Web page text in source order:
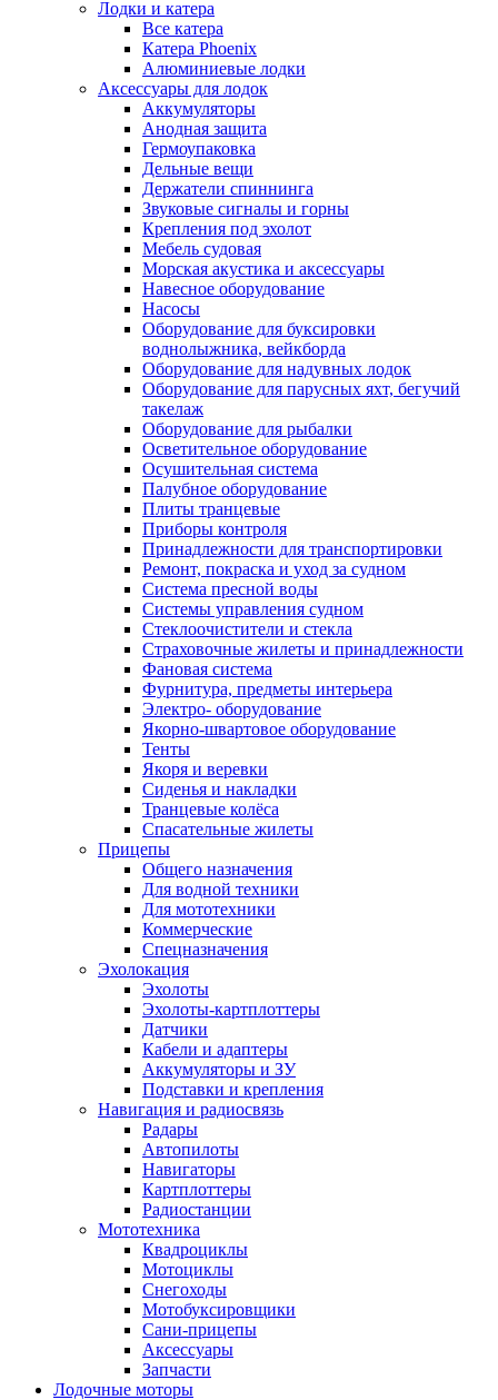
Лодки и катера
Все катера
Катера Phoenix
Алюминиевые лодки
Аксессуары для лодок
Аккумуляторы
Анодная защита
Гермоупаковка
Дельные вещи
Держатели спиннинга
Звуковые сигналы и горны
Крепления под эхолот
Мебель судовая
Морская акустика и аксессуары
Навесное оборудование
Насосы
Оборудование для буксировки
воднолыжника, вейкборда
Оборудование для надувных лодок
Оборудование для парусных яхт, бегучий
такелаж
Оборудование для рыбалки
Осветительное оборудование
Осушительная система
Палубное оборудование
Плиты транцевые
Приборы контроля
Принадлежности для транспортировки
Ремонт, покраска и уход за судном
Система пресной воды
Системы управления судном
Стеклоочистители и стекла
Страховочные жилеты и принадлежности
Фановая система
Фурнитура, предметы интерьера
Электро- оборудование
Якорно-швартовое оборудование
Тенты
Якоря и веревки
Сиденья и накладки
Транцевые колёса
Спасательные жилеты
Прицепы
Общего назначения
Для водной техники
Для мототехники
Коммерческие
Спецназначения
Эхолокация
Эхолоты
Эхолоты-картплоттеры
Датчики
Кабели и адаптеры
Аккумуляторы и ЗУ
Подставки и крепления
Навигация и радиосвязь
Радары
Автопилоты
Навигаторы
Картплоттеры
Радиостанции
Мототехника
Квадроциклы
Мотоциклы
Снегоходы
Мотобуксировщики
Сани-прицепы
Аксессуары
Запчасти
Лодочные моторы